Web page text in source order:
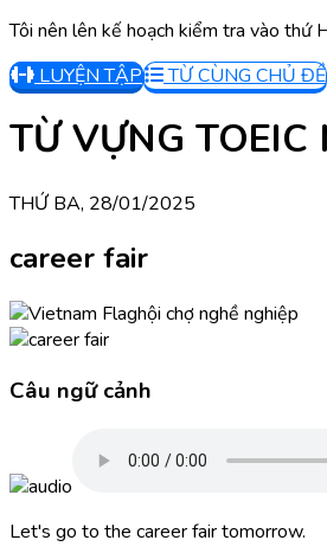
Tôi nên lên kế hoạch kiểm tra vào thứ
LUYỆN TẬP
TỪ CÙNG CHỦ ĐỀ
TỪ VỰNG TOEIC
THỨ BA, 28/01/2025
career fair
hội chợ nghề nghiệp
Câu ngữ cảnh
Let's go to the career fair tomorrow.